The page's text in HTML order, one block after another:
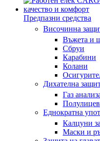
Предпазни средства
Височинна
Въжета и
Сбруи
Карабини
Колани
Дихателна
Газ
Еднократна
Калцуни
Маски и